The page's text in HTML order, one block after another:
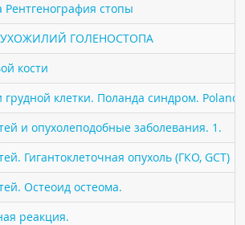
обследование
томография (КТ)
томография (МРТ)
стопы
ГОЛЕНОСТОПА
кости
клетки. Поланда синдром. Poland
и опухолеподобные заболевания. 1.
Гигантоклеточная опухоль (ГКО, GCT)
Остеоид остеома.
реакция.